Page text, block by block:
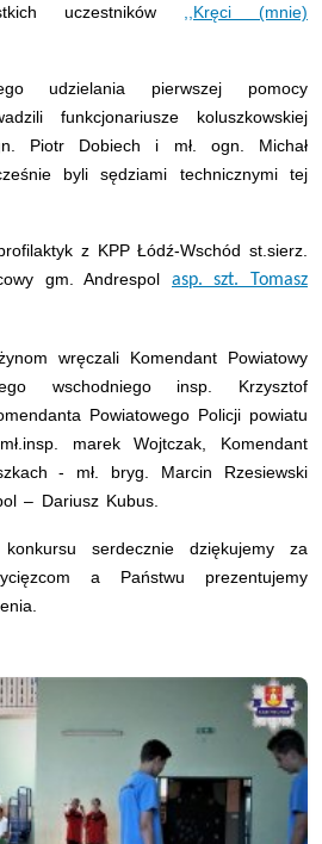
uczestników
,,Kręci (mnie)
udzielania pierwszej pomocy
funkcjonariusze koluszkowskiej
Piotr Dobiech i mł. ogn. Michał
byli sędziami technicznymi tej
z KPP Łódź-Wschód st.sierz.
gm. Andrespol asp. szt. Tomasz
wręczali Komendant Powiatowy
wschodniego insp. Krzysztof
Powiatowego Policji powiatu
marek Wojtczak, Komendant
- mł. bryg. Marcin Rzesiewski
– Dariusz Kubus.
konkursu serdecznie dziękujemy za
a Państwu prezentujemy